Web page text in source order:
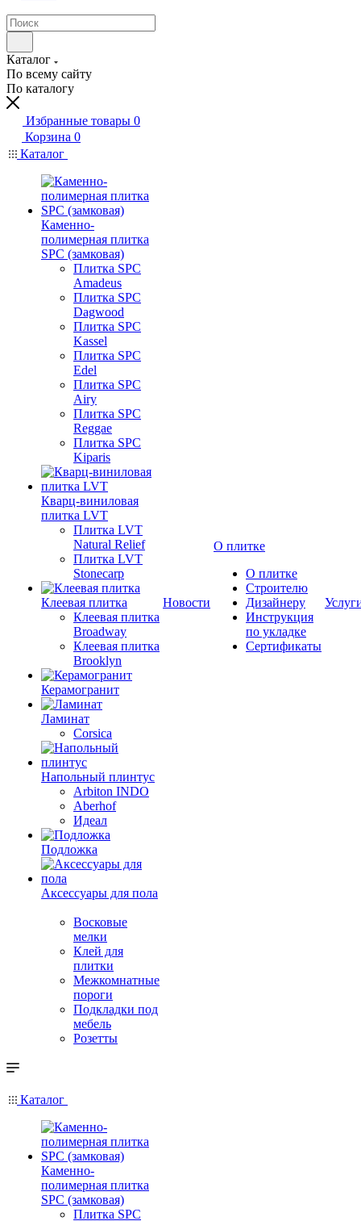
Каталог
По всему сайту
По каталогу
Избранные товары 0
Корзина 0
Каталог
Каменно-
полимерная плитка
SPC (замковая)
Плитка SPC
Amadeus
Плитка SPC
Dagwood
Плитка SPC
Kassel
Плитка SPC
Edel
Плитка SPC
Airy
Плитка SPC
Reggae
Плитка SPC
Kiparis
Кварц-виниловая
плитка LVT
Плитка LVT
Natural Relief
Плитка LVT
Stonecarp
Клеевая плитка
Клеевая плитка
Broadway
Клеевая плитка
Brooklyn
Керамогранит
Ламинат
Corsica
Напольный плинтус
Arbiton INDO
Aberhof
Идеал
Подложка
Аксессуары для пола
Восковые
мелки
Клей для
плитки
Межкомнатные
пороги
Подкладки под
мебель
Розетты
Новости
О плитке
О плитке
Строителю
Дизайнеру
Инструкция
по укладке
Сертификаты
Каталог
Каменно-
полимерная плитка
SPC (замковая)
Плитка SPC